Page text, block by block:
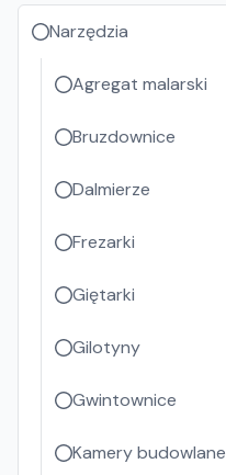
Narzędzia
Agregat malarski
Bruzdownice
Dalmierze
Frezarki
Giętarki
Gilotyny
Gwintownice
Kamery budowlane